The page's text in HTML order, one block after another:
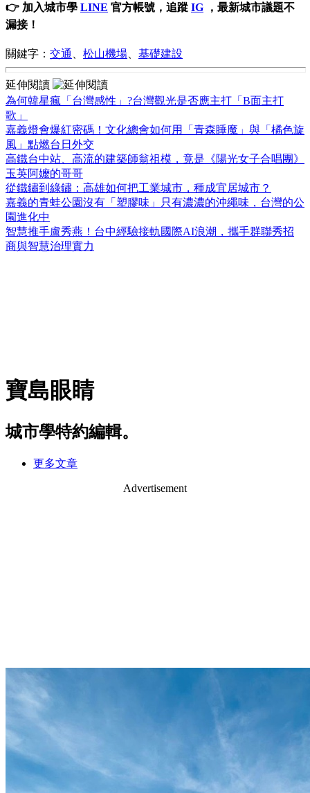
👉 加入城市學 LINE 官方帳號，追蹤 IG ，最新城市議題不
漏接！
關鍵字： 交通 松山機場 基礎建設
延伸閱讀
為何韓星瘋「台灣感性」?台灣觀光是否應主打「B面主打
歌」
嘉義燈會爆紅密碼！文化總會如何用「青森睡魔」與「橘色旋
風」點燃台日外交
高鐵台中站、高流的建築師翁祖模，竟是《陽光女子合唱團》
玉英阿嬤的哥哥
從鐵鏽到綠鏽：高雄如何把工業城市，種成宜居城市？
嘉義的青蛙公園沒有「塑膠味」只有濃濃的沖繩味，台灣的公
園進化中
智慧推手盧秀燕！台中經驗接軌國際AI浪潮，攜手群聯秀招
商與智慧治理實力
寶島眼睛
城市學特約編輯。
更多文章
Advertisement